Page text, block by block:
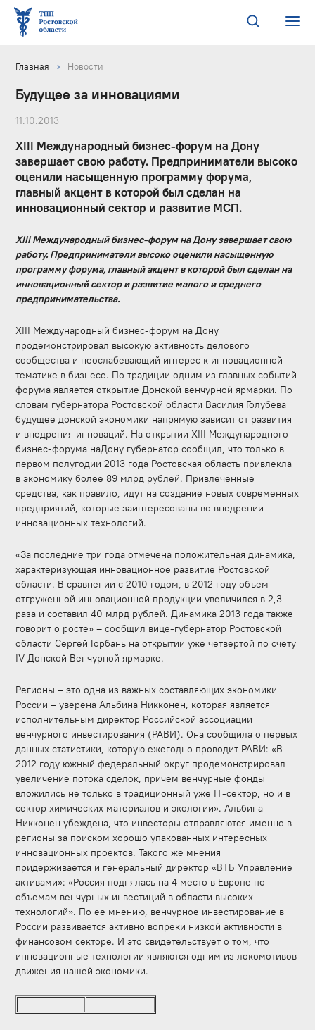
Главная Новости
Будущее за инновациями
11.10.2013
XIII Международный бизнес-форум на Дону
завершает свою работу. Предприниматели высоко
оценили насыщенную программу форума,
главный акцент в которой был сделан на
инновационный сектор и развитие МСП.
XIII Международный бизнес-форум на Дону завершает свою
работу. Предприниматели высоко оценили насыщенную
программу форума, главный акцент в которой был сделан на
инновационный сектор и развитие малого и среднего
предпринимательства.
XIII Международный бизнес-форум на Дону
продемонстрировал высокую активность делового
сообщества и неослабевающий интерес к инновационной
тематике в бизнесе. По традиции одним из главных событий
форума является открытие Донской венчурной ярмарки. По
словам губернатора Ростовской области Василия Голубева
будущее донской экономики напрямую зависит от развития
и внедрения инноваций. На открытии XIII Международного
бизнес-форума наДону губернатор сообщил, что только в
первом полугодии 2013 года Ростовская область привлекла
в экономику более 89 млрд рублей. Привлеченные
средства, как правило, идут на создание новых современных
предприятий, которые заинтересованы во внедрении
инновационных технологий.
«За последние три года отмечена положительная динамика,
характеризующая инновационное развитие Ростовской
области. В сравнении с 2010 годом, в 2012 году объем
отгруженной инновационной продукции увеличился в 2,3
раза и составил 40 млрд рублей. Динамика 2013 года также
говорит о росте» – сообщил вице-губернатор Ростовской
области Сергей Горбань на открытии уже четвертой по счету
IV Донской Венчурной ярмарке.
Регионы – это одна из важных составляющих экономики
России – уверена Альбина Никконен, которая является
исполнительным директор Российской ассоциации
венчурного инвестирования (РАВИ). Она сообщила о первых
данных статистики, которую ежегодно проводит РАВИ: «В
2012 году южный федеральный округ продемонстрировал
увеличение потока сделок, причем венчурные фонды
вложились не только в традиционный уже IT-сектор, но и в
сектор химических материалов и экологии». Альбина
Никконен убеждена, что инвесторы отправляются именно в
регионы за поиском хорошо упакованных интересных
инновационных проектов. Такого же мнения
придерживается и генеральный директор «ВТБ Управление
активами»: «Россия поднялась на 4 место в Европе по
объемам венчурных инвестиций в области высоких
технологий». По ее мнению, венчурное инвестирование в
России развивается активно вопреки низкой активности в
финансовом секторе. И это свидетельствует о том, что
инновационные технологии являются одним из локомотивов
движения нашей экономики.